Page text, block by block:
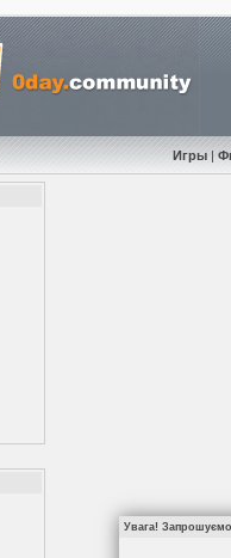
Игры|
Увага! Запрошуємо